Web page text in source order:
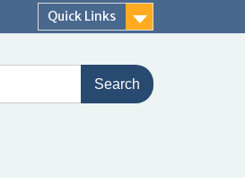
Quick Links